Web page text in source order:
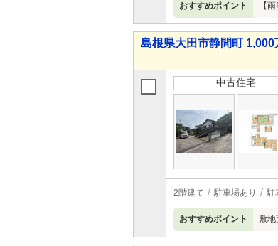
おすすめポイント 【
島根県大田市静間町 1,000
中古住宅
2階建て 駐車場あり 駐
おすすめポイント 敷地